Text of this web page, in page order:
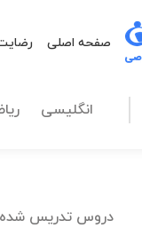
صفحه اصلی
انگلیسی
دروس تدریس شده